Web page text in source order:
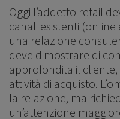
Oggi l’addetto retail
canali esistenti
una relazione
deve dimostrare di
approfondita il
attività di acquisto.
la relazione, ma
un’attenzione